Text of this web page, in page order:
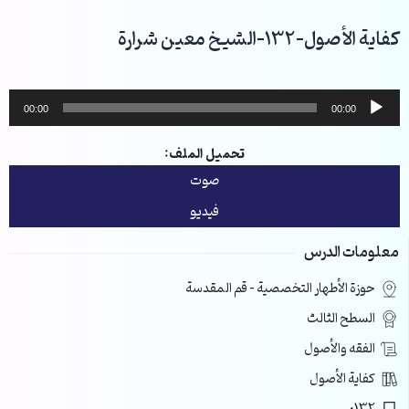
إلى
المحتوى
كفاية الأصول-132-الشيخ معين شرارة
مشغل
الصوت
00:00
00:00
تحميل الملف:
صوت
فيديو
معلومات الدرس
حوزة الأطهار التخصصية – قم المقدسة
السطح الثالث
الفقه والأصول
كفاية الأصول